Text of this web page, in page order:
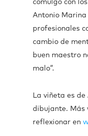
comulgo con
Antonio Marina
profesionales
cambio de
buen maestro
malo”.
La viñeta es de
dibujante. Más
reflexionar en